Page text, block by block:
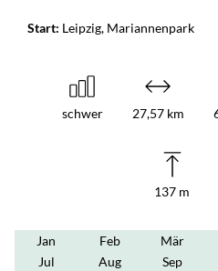
Start: Leipzig, Mariannenpark
schwer 27,57 km
137 m
Jan Feb Mär
Jul
Aug Sep